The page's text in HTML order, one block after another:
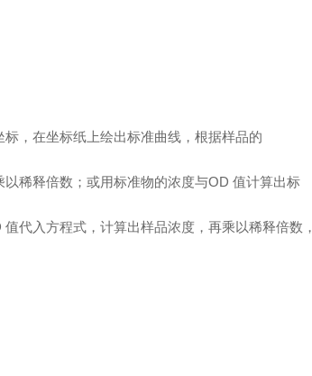
，在坐标纸上绘出标准曲线，根据样品的
稀释倍数；或用标准物的浓度与OD 值计算出标
代入方程式，计算出样品浓度，再乘以稀释倍数，